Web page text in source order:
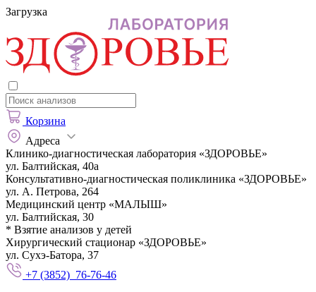
Загрузка
Корзина
Адреса
Клинико-диагностическая лаборатория «ЗДОРОВЬЕ»
ул. Балтийская, 40а
Консультативно-диагностическая поликлиника «ЗДОРОВЬЕ»
ул. А. Петрова, 264
Медицинский центр «МАЛЫШ»
ул. Балтийская, 30
* Взятие анализов у детей
Хирургический стационар «ЗДОРОВЬЕ»
ул. Сухэ-Батора, 37
+7 (3852) 76-76-46